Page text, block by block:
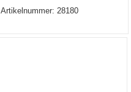
Artikelnummer: 28180